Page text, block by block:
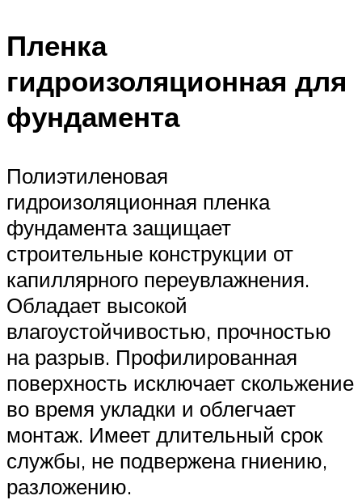
Пленка
гидроизоляционная для
фундамента
Полиэтиленовая
гидроизоляционная пленка
фундамента защищает
строительные конструкции от
капиллярного переувлажнения.
Обладает высокой
влагоустойчивостью, прочностью
на разрыв. Профилированная
поверхность исключает скольжение
во время укладки и облегчает
монтаж. Имеет длительный срок
службы, не подвержена гниению,
разложению.